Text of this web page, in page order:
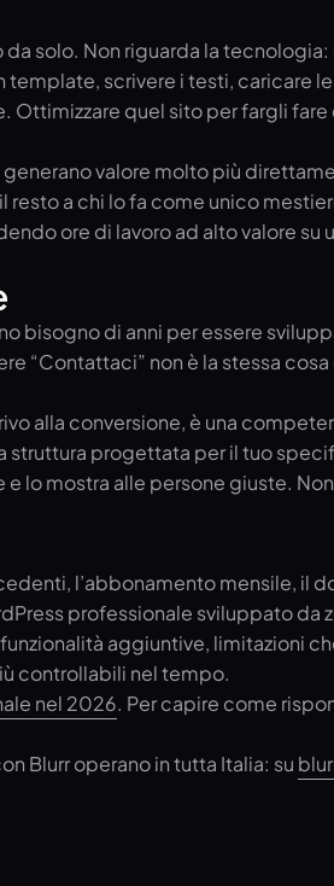
solo. Non riguarda la
template, scrivere i testi, caricare
quel sito per fargli
valore molto più
resto a chi lo fa come unico
ore di lavoro ad alto valore su
bisogno di anni per essere
“Contattaci” non è la stessa
alla conversione, è una
struttura progettata per il tuo
lo mostra alle persone giuste.
l’abbonamento mensile, il
professionale sviluppato da
aggiuntive, limitazioni
controllabili nel tempo.
nel 2026. Per capire come
Blurr operano in tutta Italia: su